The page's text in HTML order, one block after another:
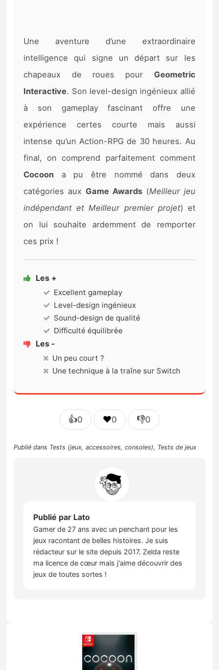
Une aventure d’une extraordinaire
intelligence qui signe un départ sur les
chapeaux de roues pour Geometric
Interactive. Son level-design ingénieux allié
à son gameplay fascinant offre une
expérience certes courte mais aussi
intense qu’un Action-RPG de 30 heures. Au
final, on comprend parfaitement comment
Cocoon a pu être nommé dans deux
catégories aux Game Awards(Meilleur jeu
indépendant et Meilleur premier projet) et
on lui souhaite ardemment de remporter
ces prix !
Les +
Excellent gameplay
Level-design ingénieux
Sound-design de qualité
Difficulté équilibrée
Les -
Un peu court ?
Une technique à la traîne sur Switch
👍0 ❤️0 👎0
Publié dans Tests (jeux, accessoires, consoles), Tests de jeux
Publié par Lato
Gamer de 27 ans avec un penchant pour les
jeux racontant de belles histoires. Je suis
rédacteur sur le site depuis 2017. Zelda reste
ma licence de cœur mais j'aime découvrir des
jeux de toutes sortes !